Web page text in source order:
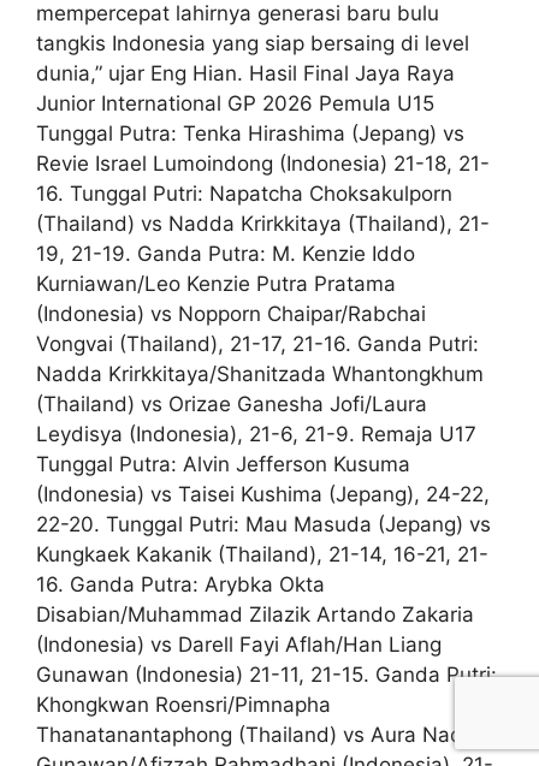
mempercepat lahirnya generasi baru bulu
tangkis Indonesia yang siap bersaing di level
dunia,” ujar Eng Hian. Hasil Final Jaya Raya
Junior International GP 2026 Pemula U15
Tunggal Putra: Tenka Hirashima (Jepang) vs
Revie Israel Lumoindong (Indonesia) 21-18, 21-
16. Tunggal Putri: Napatcha Choksakulporn
(Thailand) vs Nadda Krirkkitaya (Thailand), 21-
19, 21-19. Ganda Putra: M. Kenzie Iddo
Kurniawan/Leo Kenzie Putra Pratama
(Indonesia) vs Nopporn Chaipar/Rabchai
Vongvai (Thailand), 21-17, 21-16. Ganda Putri:
Nadda Krirkkitaya/Shanitzada Whantongkhum
(Thailand) vs Orizae Ganesha Jofi/Laura
Leydisya (Indonesia), 21-6, 21-9. Remaja U17
Tunggal Putra: Alvin Jefferson Kusuma
(Indonesia) vs Taisei Kushima (Jepang), 24-22,
22-20. Tunggal Putri: Mau Masuda (Jepang) vs
Kungkaek Kakanik (Thailand), 21-14, 16-21, 21-
16. Ganda Putra: Arybka Okta
Disabian/Muhammad Zilazik Artando Zakaria
(Indonesia) vs Darell Fayi Aflah/Han Liang
Gunawan (Indonesia) 21-11, 21-15. Ganda Putri:
Khongkwan Roensri/Pimnapha
Thanatanantaphong (Thailand) vs Aura Nadin